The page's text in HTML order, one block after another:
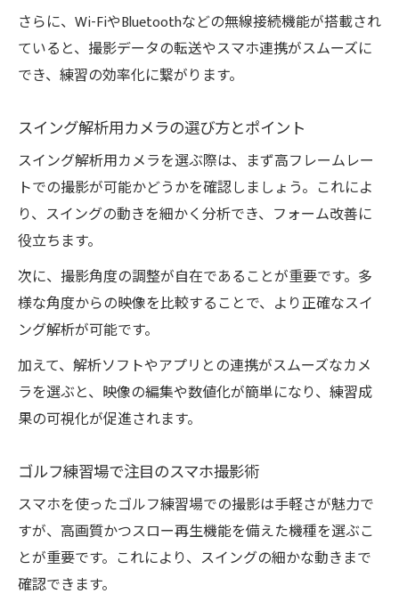
ウェアラブルカメラで快適なゴルフ撮影を
実現
術
スマホで手軽にラウンド撮影するポイント
ゴルフ練習場で役立つ機材の最新トレンド
上達に欠かせない練習場カメラ活用術
ゴルフ練習場でカメラを使った上達チェッ
ク法
スイング解析アプリで効果的に自分を分析
する
ゴルフ練習場で役立つ動作比較の撮影テク
ニック
アプリ連携でスイング改善をサポートする
練習場カメラの撮影角度で上達を加速させ
る
アプリと連携した効率的な撮影環境へ
ゴルフ練習場で便利なカメラアプリの選び
方
さらに、Wi-FiやBluetoothなどの無線接続機能が搭載され
ていると、撮影データの転送やスマホ連携がスムーズに
でき、練習の効率化に繋がります。
スイング解析用カメラの選び方とポイント
スイング解析用カメラを選ぶ際は、まず高フレームレー
トでの撮影が可能かどうかを確認しましょう。これによ
り、スイングの動きを細かく分析でき、フォーム改善に
役立ちます。
次に、撮影角度の調整が自在であることが重要です。多
様な角度からの映像を比較することで、より正確なスイ
ング解析が可能です。
加えて、解析ソフトやアプリとの連携がスムーズなカメ
ラを選ぶと、映像の編集や数値化が簡単になり、練習成
果の可視化が促進されます。
ゴルフ練習場で注目のスマホ撮影術
スマホを使ったゴルフ練習場での撮影は手軽さが魅力で
すが、高画質かつスロー再生機能を備えた機種を選ぶこ
とが重要です。これにより、スイングの細かな動きまで
確認できます。